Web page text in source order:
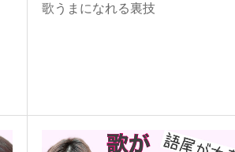
歌うまになれる裏技